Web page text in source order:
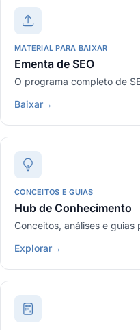
MATERIAL PARA BAIXAR
Ementa de SEO
O programa completo de
Baixar→
CONCEITOS E GUIAS
Hub de Conhecimento
Conceitos, análises e
Explorar→